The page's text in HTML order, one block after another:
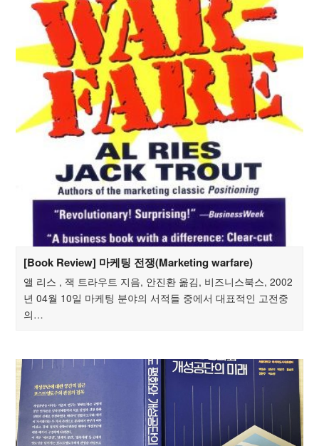
[Book Review] 마케팅 전쟁(Marketing warfare)
앨 리스 , 잭 트라우트 지음, 안진환 옮김, 비즈니스북스, 2002
년 04월 10일 마케팅 분야의 서적들 중에서 대표적인 고전중
의…